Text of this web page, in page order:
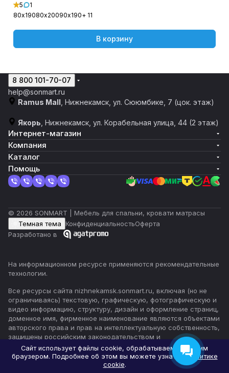
5
1
80х19080х20090х190+ 11
В корзину
8 800 101-70-07
help@sonmart.ru
Ramus Mall , Нижнекамск, ул. Сююмбике, 7 (цок. этаж)
Якорь , Нижнекамск, ул. Корабельная улица, 44 (2 этаж)
Интернет-магазин
Компания
Каталог
Помощь
© 2026 SONMART | Мебель для спальни, кровати матрасы
Темная тема
КонфиденциальностьОферта
Разработано в
На информационном ресурсе применяются рекомендательные
технологии.
Все ресурсы сайта nizhnekamsk.sonmart.ru, включая (но не
ограничиваясь) текстовую, графическую, фотографическую и
видео информацию, структуру, дизайн и оформление страниц,
доменное имя, фирменное наименование являются объектами
авторского права и прав на интеллектуальную собственность,
защищены российским законодательством и
международными соглашениями об охране авторских прав.
Читать далее
Сайт использует файлы cookie, обрабатываемые вашим
браузером. Подробнее об этом вы можете узнать вПолитике
cookie.